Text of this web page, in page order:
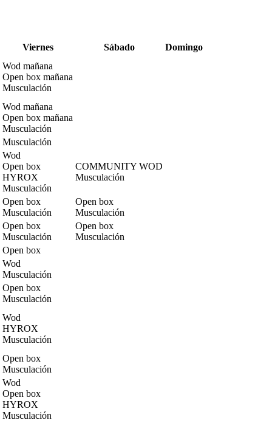
Viernes Sábado Domingo
Wod mañana
Open box mañana
Musculación
Wod mañana
Open box mañana
Musculación
Musculación
Wod
Open box
HYROX
Musculación
COMMUNITY WOD
Musculación
Open box
Musculación
Open box
Musculación
Open box
Musculación
Open box
Musculación
Open box
Wod
Musculación
Open box
Musculación
Wod
HYROX
Musculación
Open box
Musculación
Wod
Open box
HYROX
Musculación